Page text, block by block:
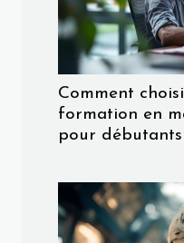
Comment
formation en
pour débutants